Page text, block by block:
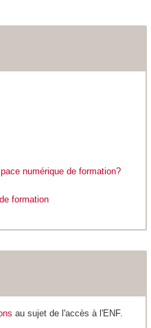
numérique de formation?
formation
au sujet de l'accès à l'ENF.